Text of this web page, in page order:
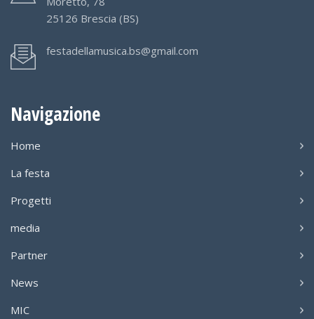
25126 Brescia (BS)
festadellamusica.bs@gmail.com
Navigazione
Home
La festa
Progetti
media
Partner
News
MIC